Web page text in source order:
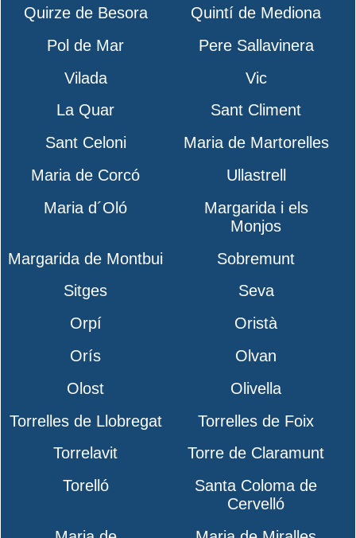
Quirze de Besora
Quintí de Mediona
Pol de Mar
Pere Sallavinera
Vilada
Vic
La Quar
Sant Climent
Sant Celoni
Maria de Martorelles
Maria de Corcó
Ullastrell
Maria d´Oló
Margarida i els
Monjos
Margarida de Montbui
Sobremunt
Sitges
Seva
Orpí
Oristà
Orís
Olvan
Olost
Olivella
Torrelles de Llobregat
Torrelles de Foix
Torrelavit
Torre de Claramunt
Torelló
Santa Coloma de
Cervelló